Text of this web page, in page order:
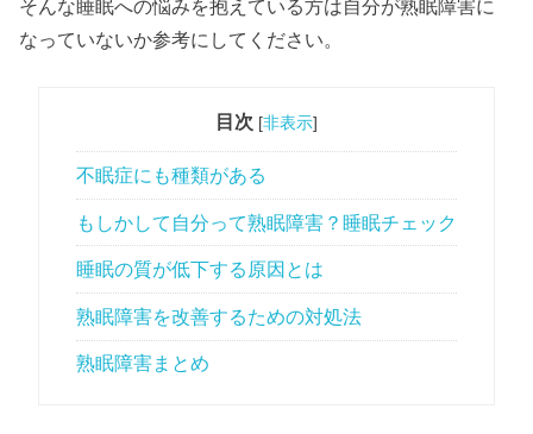
そんな睡眠への悩みを抱えている方は自分が熟眠障害に
なっていないか参考にしてください。
目次 [非表示]
不眠症にも種類がある
もしかして自分って熟眠障害？睡眠チェック
睡眠の質が低下する原因とは
熟眠障害を改善するための対処法
熟眠障害まとめ